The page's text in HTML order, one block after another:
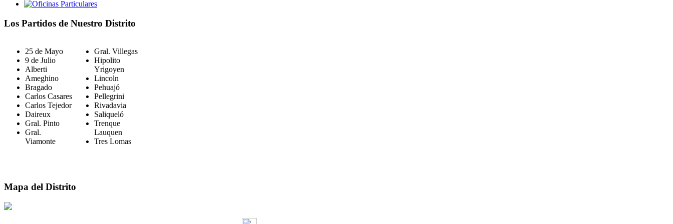
Los Partidos de Nuestro Distrito
25 de Mayo
9 de Julio
Alberti
Ameghino
Bragado
Carlos Casares
Carlos Tejedor
Daireux
Gral. Pinto
Gral.
Viamonte
Gral. Villegas
Hipolito
Yrigoyen
Lincoln
Pehuajó
Pellegrini
Rivadavia
Saliqueló
Trenque
Lauquen
Tres Lomas
Mapa del Distrito